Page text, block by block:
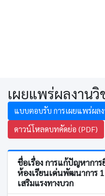
เผยแพร่ผลงานวิ
แบบตอบรับ การเผยแพร่ผลง
ดาวน์โหลดบทคัดย่อ (PDF)
ชื่อเรื่อง การแก้ปัญหากา
ห้องเรียนเด่นพัฒนาการ
เสริมแรงทางบวก